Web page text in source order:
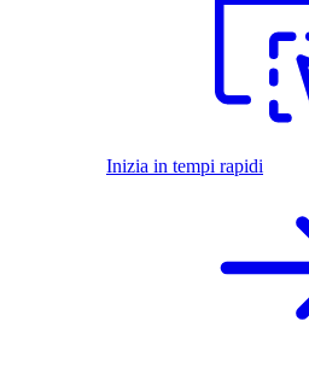
Inizia in tempi rapidi